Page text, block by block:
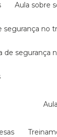
aula
segurança no
de